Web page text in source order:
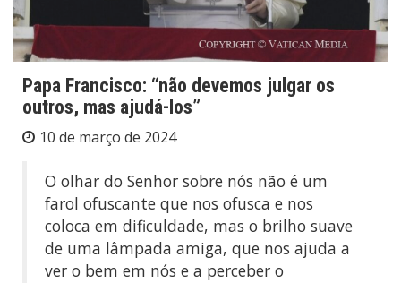
Papa Francisco: “não devemos julgar os
outros, mas ajudá-los”
10 de março de 2024
O olhar do Senhor sobre nós não é um
farol ofuscante que nos ofusca e nos
coloca em dificuldade, mas o brilho suave
de uma lâmpada amiga, que nos ajuda a
ver o bem em nós e a perceber o